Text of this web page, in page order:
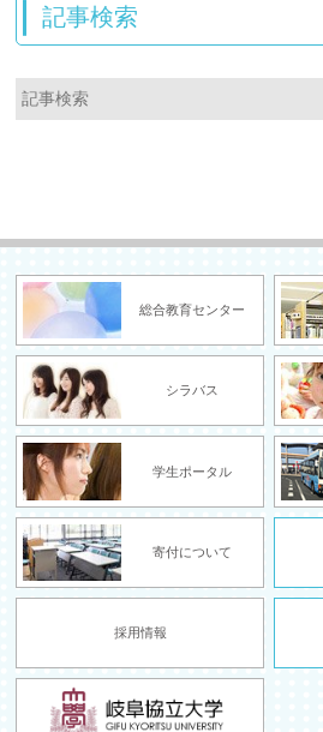
記事検索
総合教育センター
シラバス
学生ポータル
寄付について
採用情報